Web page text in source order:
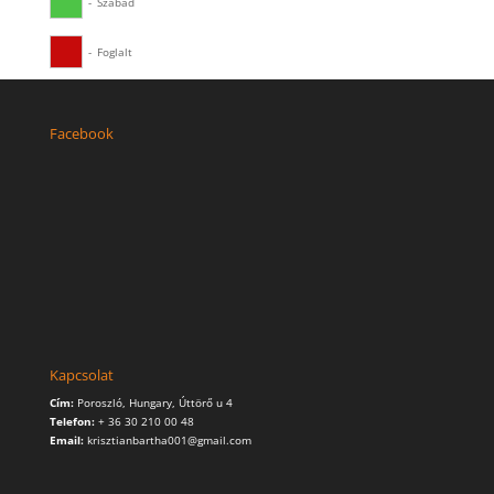
- Foglalt
Facebook
Kapcsolat
Cím: Poroszló, Hungary, Úttörő u 4
Telefon:+ 36 30 210 00 48
Email:krisztianbartha001@gmail.com